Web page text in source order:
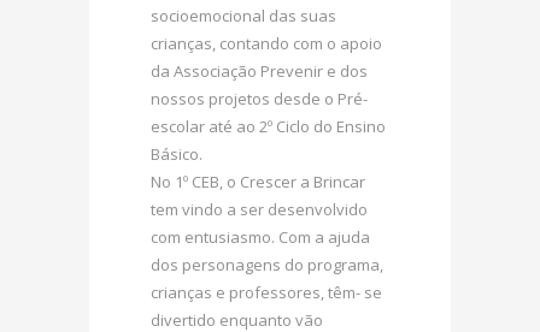
socioemocional das suas
crianças, contando com o apoio
da Associação Prevenir e dos
nossos projetos desde o Pré-
escolar até ao 2º Ciclo do Ensino
Básico.
No 1º CEB, o Crescer a Brincar
tem vindo a ser desenvolvido
com entusiasmo. Com a ajuda
dos personagens do programa,
crianças e professores, têm- se
divertido enquanto vão